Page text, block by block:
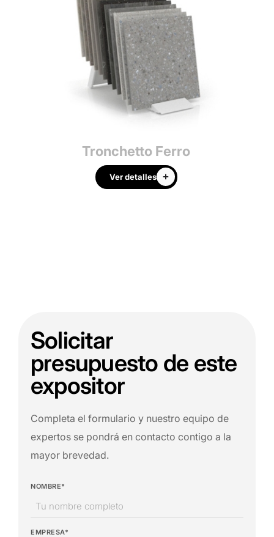
Tronchetto Ferro
Ver detalles
Solicitar
presupuesto de este
expositor
Completa el formulario y nuestro equipo de
expertos se pondrá en contacto contigo a la
mayor brevedad.
NOMBRE*
EMPRESA*